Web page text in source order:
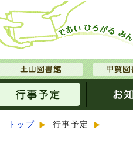
トップ 行事予定